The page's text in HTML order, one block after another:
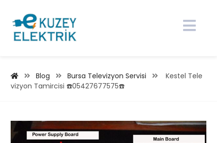
Blog Bursa Televizyon Servisi
Kestel Tele
vizyon Tamircisi ☎️05427677575☎️